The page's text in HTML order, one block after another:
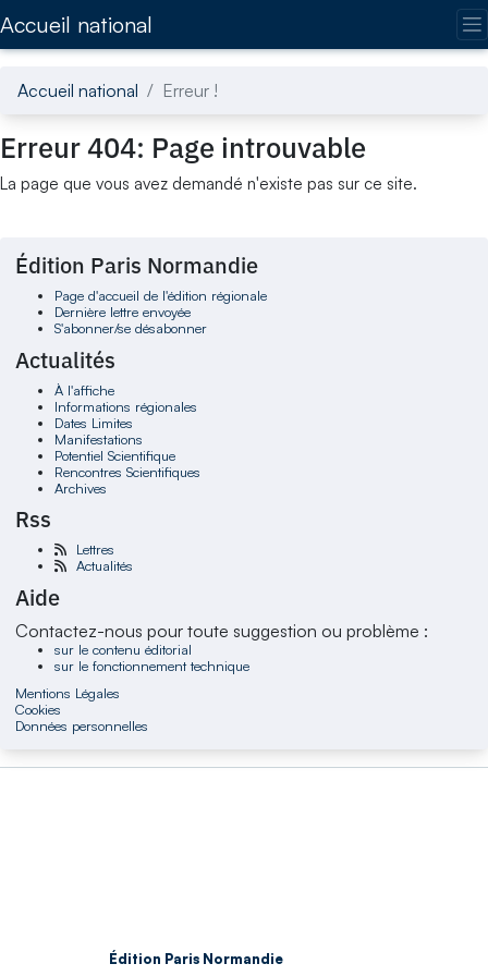
Accueil national
Accueil national Erreur !
Erreur 404: Page introuvable
La page que vous avez demandé n'existe pas sur ce site.
Édition Paris Normandie
Page d'accueil de l'édition régionale
Dernière lettre envoyée
S'abonner/se désabonner
Actualités
À l'affiche
Informations régionales
Dates Limites
Manifestations
Potentiel Scientifique
Rencontres Scientifiques
Archives
Rss
Lettres
Actualités
Aide
Contactez-nous pour toute suggestion ou problème :
sur le contenu éditorial
sur le fonctionnement technique
Mentions Légales
Cookies
Données personnelles
Édition Paris Normandie